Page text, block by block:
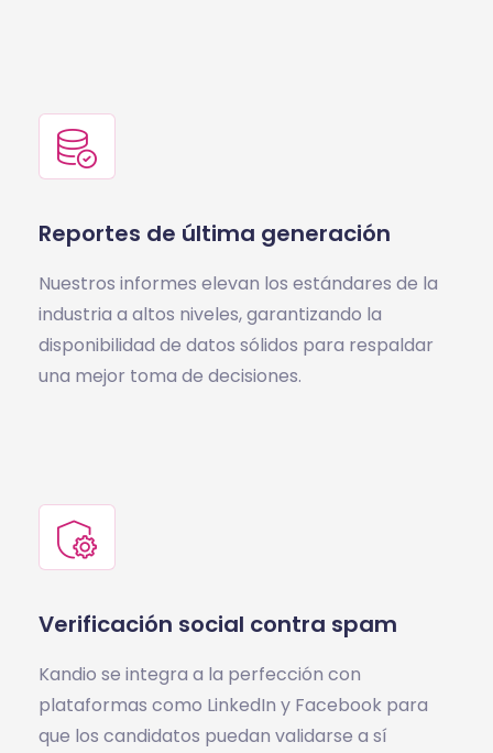
Reportes de última generación
Nuestros informes elevan los estándares de la
industria a altos niveles, garantizando la
disponibilidad de datos sólidos para respaldar
una mejor toma de decisiones.
Verificación social contra spam
Kandio se integra a la perfección con
plataformas como LinkedIn y Facebook para
que los candidatos puedan validarse a sí